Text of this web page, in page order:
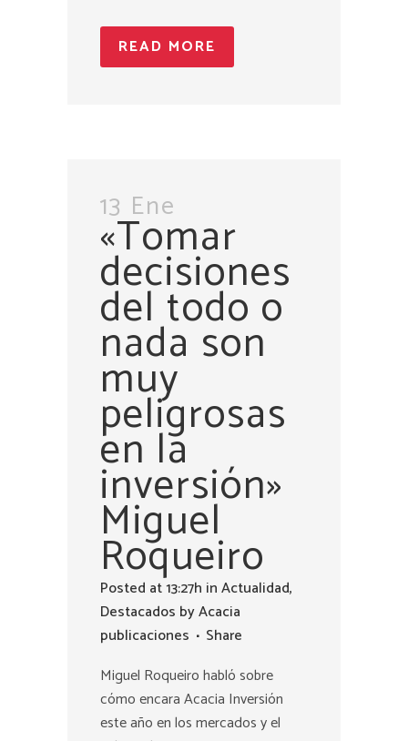
READ MORE
13 Ene
«Tomar
decisiones
del todo o
nada son
muy
peligrosas
en la
inversión»
Miguel
Roqueiro
Posted at 13:27h inActualidad,
Destacados byAcacia
publicaciones
Share
Miguel Roqueiro habló sobre
cómo encara Acacia Inversión
este año en los mercados y el